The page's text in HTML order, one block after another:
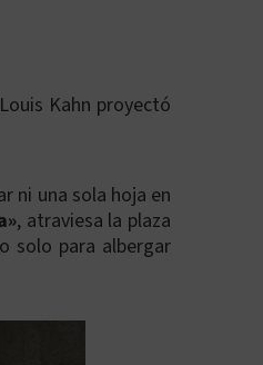
Kahn proyectó
ni una sola hoja en
, atraviesa la plaza
solo para albergar